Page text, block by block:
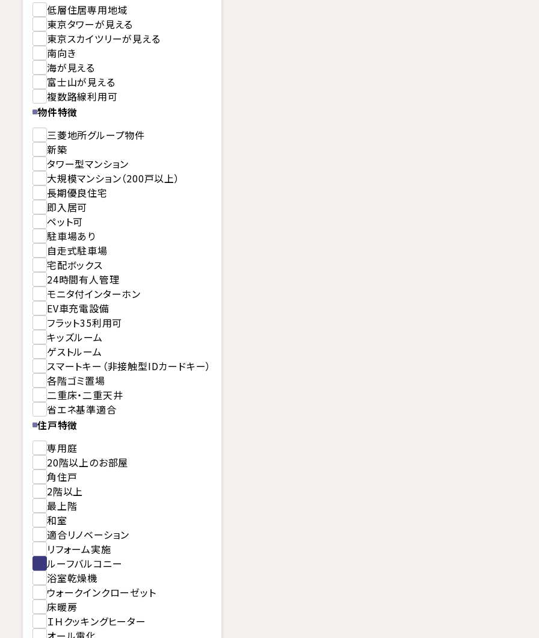
低層住居専用地域
東京タワーが見える
東京スカイツリーが見える
南向き
海が見える
富士山が見える
複数路線利用可
物件特徴
三菱地所グループ物件
新築
タワー型マンション
大規模マンション（200戸以上）
長期優良住宅
即入居可
ペット可
駐車場あり
自走式駐車場
宅配ボックス
24時間有人管理
モニタ付インターホン
EV車充電設備
フラット35利用可
キッズルーム
ゲストルーム
スマートキー（非接触型IDカードキー）
各階ゴミ置場
二重床・二重天井
省エネ基準適合
住戸特徴
専用庭
20階以上のお部屋
角住戸
2階以上
最上階
和室
適合リノベーション
リフォーム実施
ルーフバルコニー
浴室乾燥機
ウォークインクローゼット
床暖房
ＩＨクッキングヒーター